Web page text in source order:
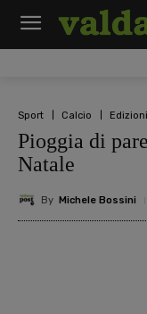
Sport Calcio
Pioggia di
Natale
By Michele Bossini